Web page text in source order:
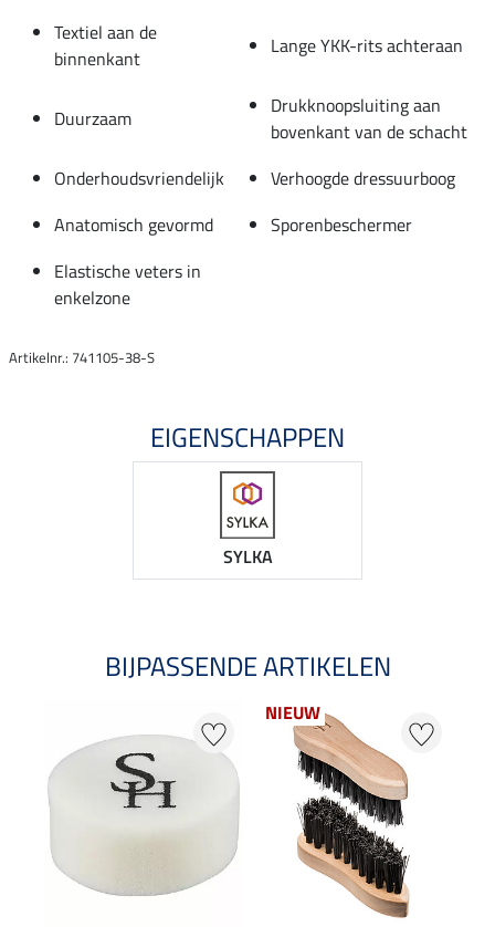
Textiel aan de
binnenkant
Lange YKK-rits achteraan
Duurzaam
Drukknoopsluiting aan
bovenkant van de schacht
Onderhoudsvriendelijk
Verhoogde dressuurboog
Anatomisch gevormd
Sporenbeschermer
Elastische veters in
enkelzone
Artikelnr.: 741105-38-S
EIGENSCHAPPEN
SYLKA
BIJPASSENDE ARTIKELEN
NIEUW